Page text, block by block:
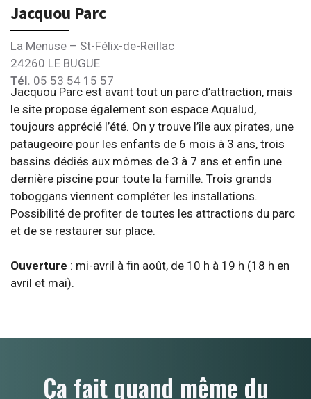
Jacquou Parc
La Menuse – St-Félix-de-Reillac
24260 LE BUGUE
Tél. 05 53 54 15 57
Jacquou Parc est avant tout un parc d’attraction, mais
le site propose également son espace Aqualud,
toujours apprécié l’été. On y trouve l’île aux pirates, une
pataugeoire pour les enfants de 6 mois à 3 ans, trois
bassins dédiés aux mômes de 3 à 7 ans et enfin une
dernière piscine pour toute la famille. Trois grands
toboggans viennent compléter les installations.
Possibilité de profiter de toutes les attractions du parc
et de se restaurer sur place.
Ouverture : mi-avril à fin août, de 10 h à 19 h (18 h en
avril et mai).
Ça fait quand même du